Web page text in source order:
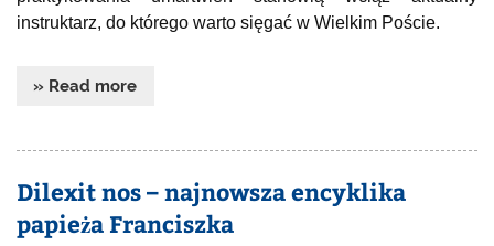
instruktarz, do którego warto sięgać w Wielkim Poście.
» Read more
Dilexit nos – najnowsza encyklika
papieża Franciszka